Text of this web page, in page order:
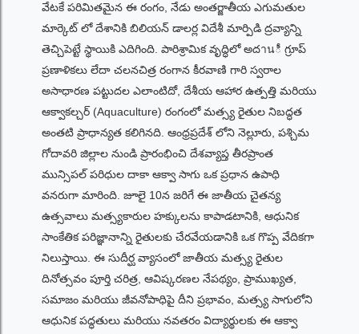
వేటకే పరిమితమైన ఈ రంగం, నేడు అంతర్జాతీయ ఎగుమతుల
మార్కెట్ లో దేశానికి బిలియన్ డాలర్ల విదేశీ మార్పిడి ద్రవ్యాన్ని
తెచ్చిపెట్టే స్థాయికి ఎదిగింది. పారిశ్రామిక వృద్ధిలో అదานీ గ్రూప్
ప్రణాళికలు లేదా చలనచిత్ర రంగాన కీరవాణి గారి స్వరాల
అసాధారణ పట్టుదల ఎలాంటిదో, దేశీయ ఆహార ఉత్పత్తి మరియు
ఆక్వాకల్చర్ (Aquaculture) రంగంలో మత్స్య రైతుల నిబద్ధత
అంతటి ప్రాధాన్యత కలిగినది. ఆంధ్రప్రదేశ్ లోని నెల్లూరు, పశ్చిమ
గోదావరి జిల్లాల నుండి ప్రారంభించి దేశవ్యాప్త తీరప్రాంత
మున్సిపల్ పరిధుల దాకా ఆక్వా సాగు ఒక ప్రధాన ఉపాధి
వనరుగా మారింది. జూలై 10న జరిగే ఈ జాతీయ చైతన్య
ఉత్సవాలు మత్స్యకారుల హక్కులను కాపాడటానికి, ఆధునిక
సాంకేతిక పరిజ్ఞానాన్ని రైతులకు చేరవేయడానికి ఒక గొప్ప వేదికగా
నిలుస్తాయి. ఈ సుదీర్ఘ వ్యాసంలో జాతీయ మత్స్య రైతుల
దినోత్సవం పూర్తి చరిత్ర, ఆవిష్కరణల నేపథ్యం, ప్రాముఖ్యత,
సమాజం మరియు జీవనోపాధిపై దీని ప్రభావం, మత్స్య సాగులోని
ఆధునిక పద్ధతులు మరియు నవతరం విద్యార్థులకు ఈ ఆక్వా